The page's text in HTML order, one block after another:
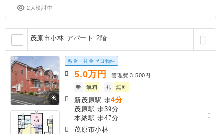
2人検討中
茂原市小林 アパート 2階
敷金・礼金ゼロ物件
5.0万円 管理費 3,500円
敷
無料 礼 無料
新茂原駅 歩4分
茂原駅 歩39分
本納駅 歩47分
茂原市小林